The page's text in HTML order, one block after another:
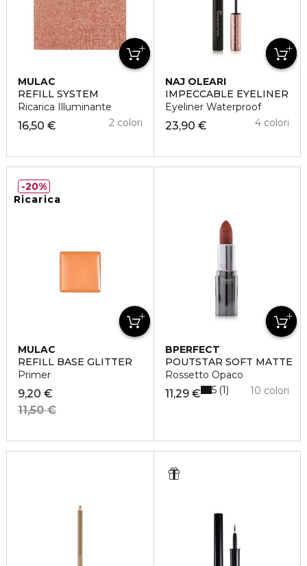
MULAC
REFILL SYSTEM
Ricarica Illuminante
16,50 € 2 colori
NAJ OLEARI
IMPECCABLE EYELINER
Eyeliner Waterproof
23,90 € 4 colori
Ricarica
MULAC
REFILL BASE GLITTER
Primer
9,20 €
11,50 €
20%
BPERFECT
POUTSTAR SOFT MATTE
Rossetto Opaco
11,29 € 10 colori
5 1